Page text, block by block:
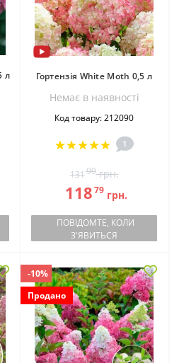
л Гортензія White Moth 0,5 л
Немає в наявностi
Код товару: 212090
1
13199грн.
11879грн.
ПОВІДОМТЕ, КОЛИ
З'ЯВИТЬСЯ
-10%
Продано